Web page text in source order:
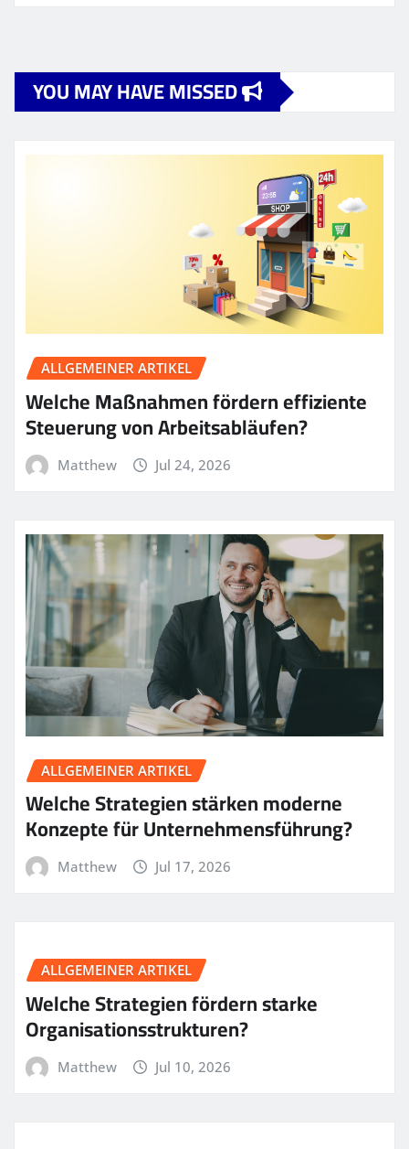
YOU MAY HAVE MISSED
ALLGEMEINER ARTIKEL
Welche Maßnahmen fördern effiziente
Steuerung von Arbeitsabläufen?
Matthew Jul 24, 2026
ALLGEMEINER ARTIKEL
Welche Strategien stärken moderne
Konzepte für Unternehmensführung?
Matthew Jul 17, 2026
ALLGEMEINER ARTIKEL
Welche Strategien fördern starke
Organisationsstrukturen?
Matthew Jul 10, 2026